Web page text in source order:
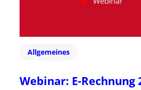
Allgemeines
Webinar: E-Rechnung